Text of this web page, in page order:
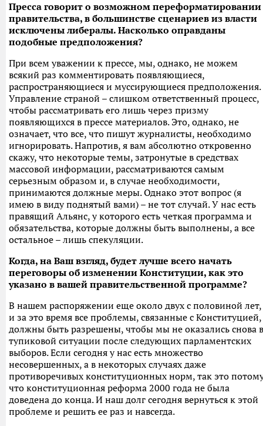
Пресса говорит о возможном переформатировании
правительства, в большинстве сценариев из власти
исключены либералы. Насколько оправданы
подобные предположения?
При всем уважении к прессе, мы, однако, не можем
всякий раз комментировать появляющиеся,
распространяющиеся и муссирующиеся предположения.
Управление страной – слишком ответственный процесс,
чтобы рассматривать его лишь через призму
появляющихся в прессе материалов. Это, однако, не
означает, что все, что пишут журналисты, необходимо
игнорировать. Напротив, я вам абсолютно откровенно
скажу, что некоторые темы, затронутые в средствах
массовой информации, рассматриваются самым
серьезным образом и, в случае необходимости,
принимаются должные меры. Однако этот вопрос (я
имею в виду поднятый вами) – не тот случай. У нас есть
правящий Альянс, у которого есть четкая программа и
обязательства, которые должны быть выполнены, а все
остальное – лишь спекуляции.
Когда, на Ваш взгляд, будет лучше всего начать
переговоры об изменении Конституции, как это
указано в вашей правительственной программе?
В нашем распоряжении еще около двух с половиной лет,
и за это время все проблемы, связанные с Конституцией,
должны быть разрешены, чтобы мы не оказались снова в
тупиковой ситуации после следующих парламентских
выборов. Если сегодня у нас есть множество
несовершенных, а в некоторых случаях даже
противоречивых конституционных норм, так это
что конституционная реформа 2000 года не была
доведена до конца. И наш долг сегодня вернуться к этой
проблеме и решить ее раз и навсегда.